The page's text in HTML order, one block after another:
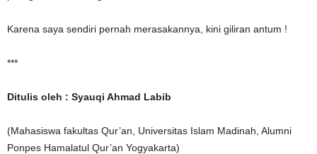
Karena saya sendiri pernah merasakannya, kini giliran antum !
***
Ditulis oleh : Syauqi Ahmad Labib
(Mahasiswa fakultas Qur’an, Universitas Islam Madinah, Alumni
Ponpes Hamalatul Qur’an Yogyakarta)